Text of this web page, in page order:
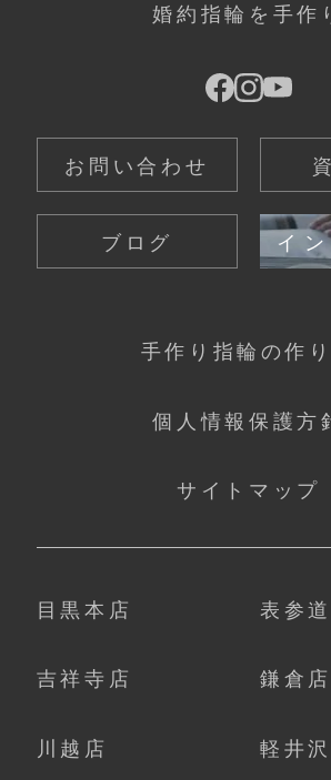
婚約指輪を手作
お問い合わせ
ブログ イ
手作り指輪の作
個人情報保護方
サイトマップ
目黒本店 表参
吉祥寺店 鎌倉店
川越店 軽井